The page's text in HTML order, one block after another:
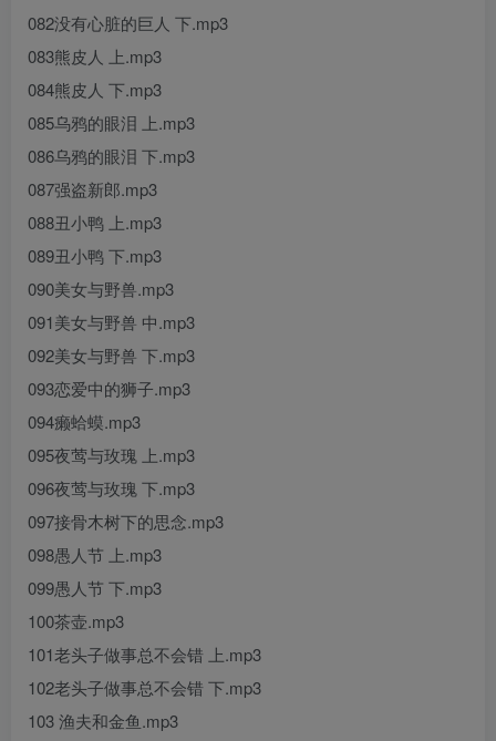
082没有心脏的巨人 下.mp3
083熊皮人 上.mp3
084熊皮人 下.mp3
085乌鸦的眼泪 上.mp3
086乌鸦的眼泪 下.mp3
087强盗新郎.mp3
088丑小鸭 上.mp3
089丑小鸭 下.mp3
090美女与野兽.mp3
091美女与野兽 中.mp3
092美女与野兽 下.mp3
093恋爱中的狮子.mp3
094癞蛤蟆.mp3
095夜莺与玫瑰 上.mp3
096夜莺与玫瑰 下.mp3
097接骨木树下的思念.mp3
098愚人节 上.mp3
099愚人节 下.mp3
100茶壶.mp3
101老头子做事总不会错 上.mp3
102老头子做事总不会错 下.mp3
103 渔夫和金鱼.mp3